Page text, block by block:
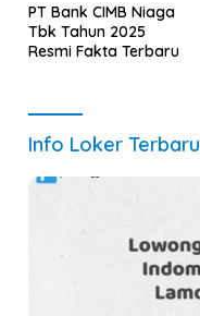
PT Bank CIMB Niaga
Tbk Tahun 2025
Resmi Fakta Terbaru
Info Loker Terbaru